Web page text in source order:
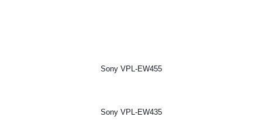
Sony VPL-EW455
Sony VPL-EW435